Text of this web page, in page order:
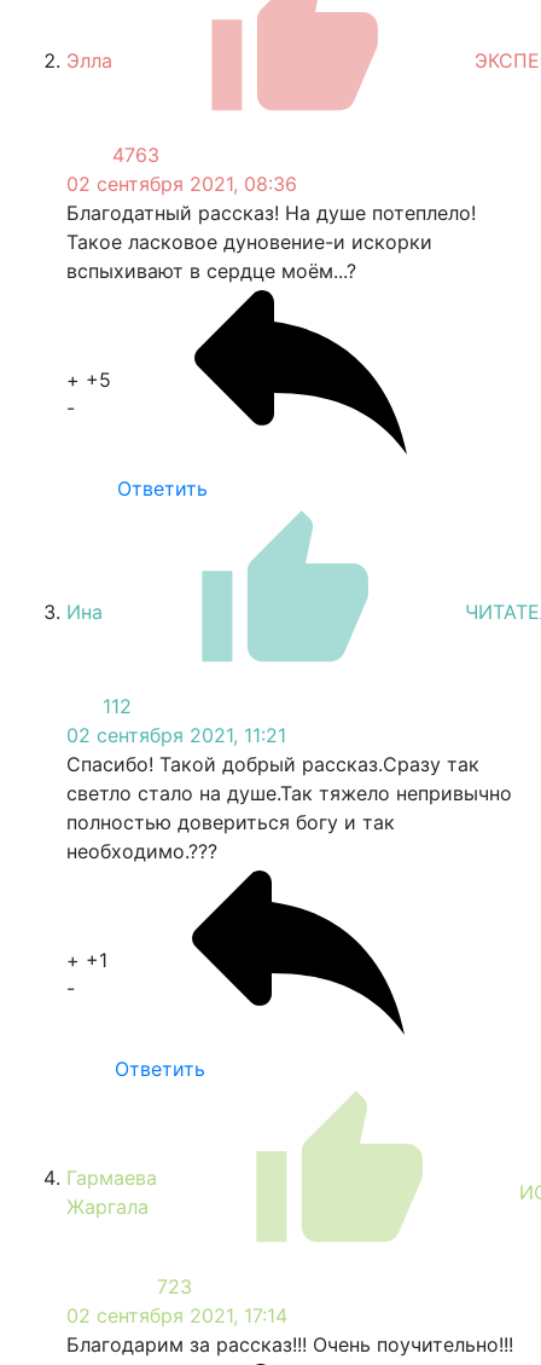
Элла
4763
02 сентября 2021, 08:36
Благодатный рассказ! На душе потеплело!
Такое ласковое дуновение-и искорки
вспыхивают в сердце моём...?
+ +5
-
Ответить
Ина
112
02 сентября 2021, 11:21
Спасибо! Такой добрый рассказ.Сразу так
светло стало на душе.Так тяжело непривычно
полностью довериться богу и так
необходимо.???
+ +1
-
Ответить
Гармаева
Жаргала
723
02 сентября 2021, 17:14
Благодарим за рассказ!!! Очень поучительно!!!